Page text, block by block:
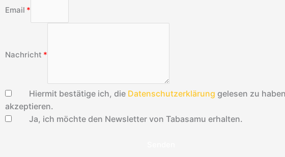
Email
Nachricht
Hiermit bestätige ich, die Datenschutzerklärung gelesen zu
akzeptieren.
Ja, ich möchte den Newsletter von Tabasamu erhalten.